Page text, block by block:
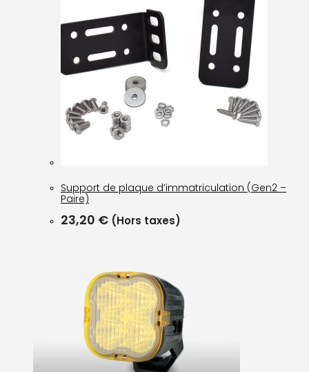
Support de plaque d’immatriculation (Gen2 –
Paire)
23,20 € (Hors taxes)